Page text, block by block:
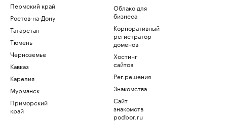
Пермский край
Ростов-на-Дону
Татарстан
Тюмень
Черноземье
Кавказ
Карелия
Мурманск
Приморский
край
Облако для
бизнеса
Корпоративный
регистратор
доменов
Хостинг
сайтов
Рег.решения
Знакомства
Сайт
знакомств
podbor.ru